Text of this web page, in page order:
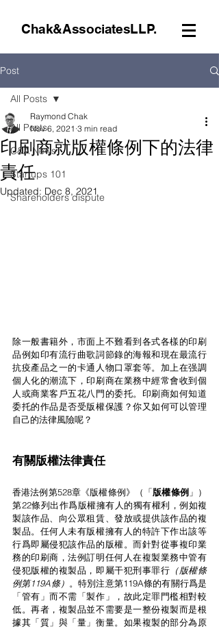
Chak&AssociatesLLP.
Post
All Posts
C&A News
Startups 101
Shareholders dispute
All Posts
印刷商就版權條例下的法律
責任
Raymond Chak
Nov 6, 2021 3 min read
Updated: Dec 8, 2021
除一般書籍外，市面上不難看到各式各樣的印刷
品例如印有流行曲歌詞節錄的海報和現在最流行
抗疫產品之一的卡通人物口罩套等。加上在强調
個人化的潮流下，印刷商在業務中經常會收到個
人或商業客戶五花八門的委托。印刷商如何知道
委托的作品是否受版權保護？你又如何可以管理
自己的法律風險呢？
有關版權法律責任
香港法例第528章《版權條例》（「版權條例」）
第22條列出作爲版權擁有人的獨有權利，例如複
製該作品、向公眾租賃、發放或提供該作品的複
製品。任何人未有版權擁有人的特許下作出該等
行爲即屬侵犯該作品的版權。而針對從事複印業
務的印刷商，法例訂明任何人在複製業務中管有
侵犯版權的複製品，即屬干犯刑事罪行 （版權條
例第119A條） 。特別注意第119A條的有關行爲是
「管有」而不需「製作」，故此定罪門檻相對較
低。再者，複製品並不需要是一整份複製而是根
據其「質」與「量」衡量。如果複製的部分為原